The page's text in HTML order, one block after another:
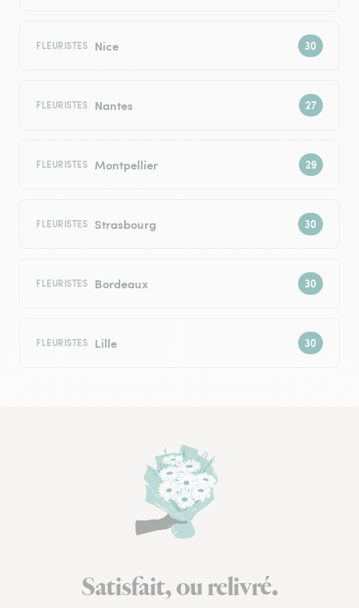
FLEURISTES Nice
FLEURISTES Nantes
FLEURISTES Montpellier
FLEURISTES Strasbourg
FLEURISTES Bordeaux
FLEURISTES Lille
Satisfait, ou relivré.